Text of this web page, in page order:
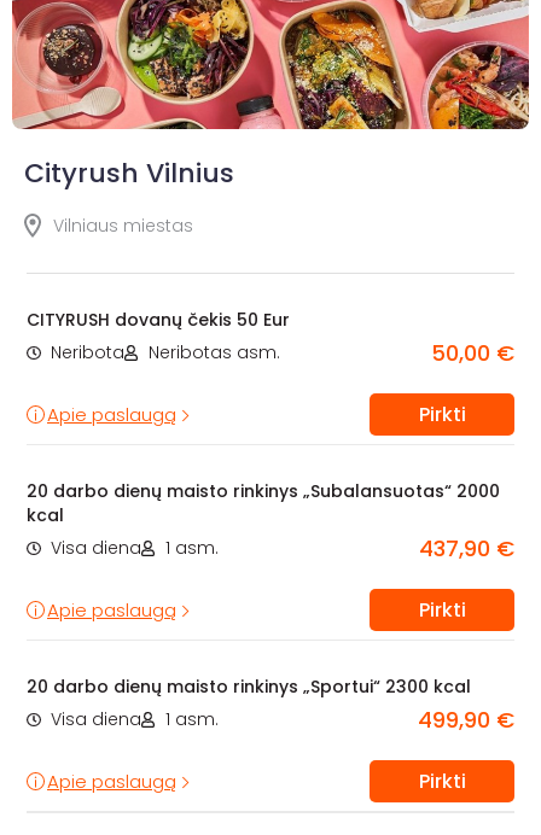
Cityrush Vilnius
Vilniaus miestas
CITYRUSH dovanų čekis 50 Eur
Neribota
Neribotas asm. 50,00 €
Apie paslaugą Pirkti
20 darbo dienų maisto rinkinys „Subalansuotas“ 2000
kcal
Visa diena
1 asm. 437,90 €
Apie paslaugą Pirkti
20 darbo dienų maisto rinkinys „Sportui“ 2300 kcal
Visa diena
1 asm. 499,90 €
Apie paslaugą Pirkti